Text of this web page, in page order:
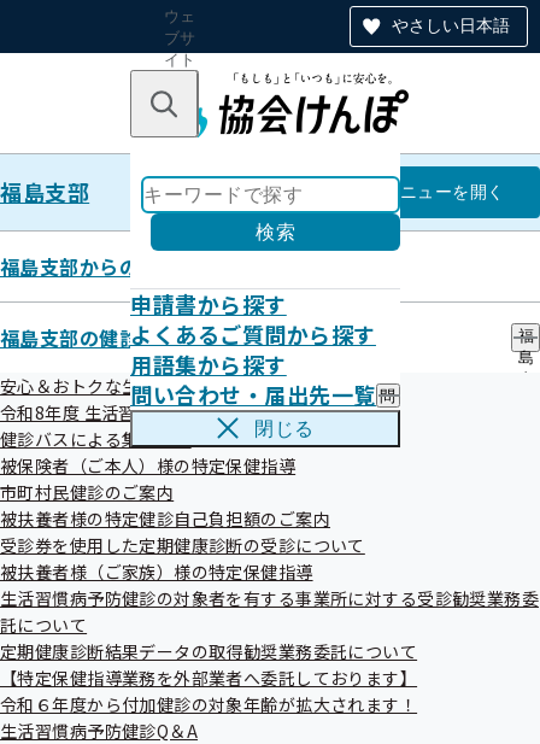
やさしい日本語
ウェ
ブサ
イト
のナ
ン
キーワードで探す
検索
申請書から探す
よくあるご質問から探す
用語集から探す
問い合わせ・届出先一覧 問
い
一
覧
サ
ブ
メ
閉じる
福島支部 福島支部
メニューを開く
福島支部からのお知らせ
福島支部の健診・保健指導のご案内
福
島
の
安心＆おトクな生活習慣病予防健診はコチラ！
令和8年度 生活習慣病予防健診について
健診バスによる集合健診
被保険者（ご本人）様の特定保健指導
市町村民健診のご案内
被扶養者様の特定健診自己負担額のご案内
受診券を使用した定期健康診断の受診について
被扶養者様（ご家族）様の特定保健指導
生活習慣病予防健診の対象者を有する事業所に対する受診勧奨業務委
託について
定期健康診断結果データの取得勧奨業務委託について
【特定保健指導業務を外部業者へ委託しております】
令和６年度から付加健診の対象年齢が拡大されます！
生活習慣病予防健診Q＆A
経済産業省の「健康経営優良法人
2024」に270事業所が認定され
ました！
令和06年03月18日
令和6年3月11日、経済産業省から「健康経営優良法人
2024」認定法人が発表されました。
今年は、福島支部から大規模法人部門で10社、中小企業法人
部門で260社の事業所が認定されました！！
受賞された事業所一覧